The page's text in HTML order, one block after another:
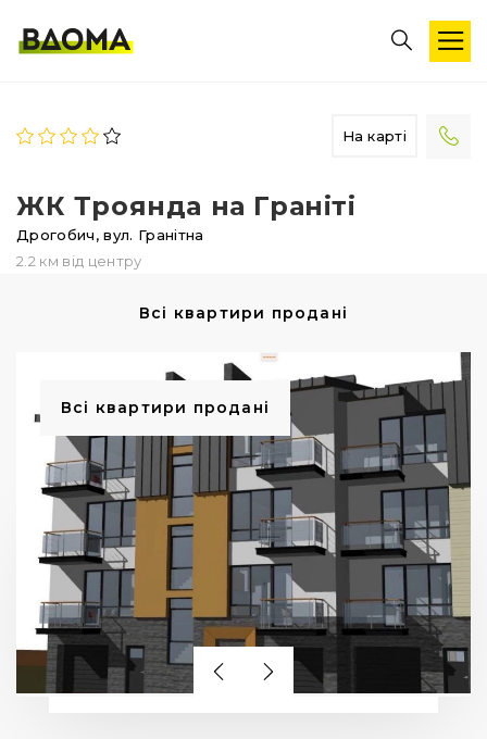
На карті
ЖК Троянда на Граніті
Дрогобич,вул. Гранітна
2.2 км від центру
Всі квартири продані
Всі квартири продані